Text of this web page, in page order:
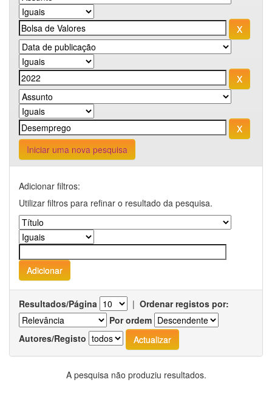
Iniciar uma nova pesquisa
Adicionar filtros:
Utilizar filtros para refinar o resultado da pesquisa.
Resultados/Página | Ordenar registos por:
Por ordem
Autores/Registo
A pesquisa não produziu resultados.